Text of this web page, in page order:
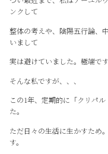
ンクして
整体の考えや、陰陽五行論、
いまして
実は避けていました。極端です
そんな私ですが、、、
この1年、定期的に「クリパ
た。
ただ日々の生活に生かすため
す。